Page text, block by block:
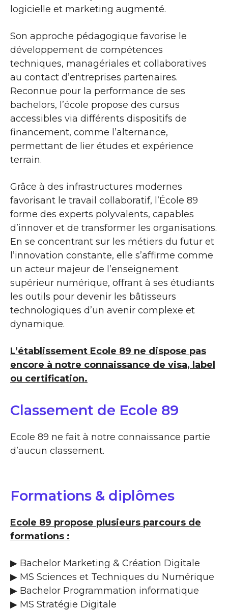
logicielle et marketing augmenté.
Son approche pédagogique favorise le
développement de compétences
techniques, managériales et collaboratives
au contact d’entreprises partenaires.
Reconnue pour la performance de ses
bachelors, l’école propose des cursus
accessibles via différents dispositifs de
financement, comme l’alternance,
permettant de lier études et expérience
terrain.
Grâce à des infrastructures modernes
favorisant le travail collaboratif, l’École 89
forme des experts polyvalents, capables
d’innover et de transformer les organisations.
En se concentrant sur les métiers du futur et
l’innovation constante, elle s’affirme comme
un acteur majeur de l’enseignement
supérieur numérique, offrant à ses étudiants
les outils pour devenir les bâtisseurs
technologiques d’un avenir complexe et
dynamique.
L’établissement Ecole 89 ne dispose pas
encore à notre connaissance de visa, label
ou certification.
Classement de Ecole 89
Ecole 89 ne fait à notre connaissance partie
d’aucun classement.
Formations & diplômes
Ecole 89 propose plusieurs parcours de
formations :
▶ Bachelor Marketing & Création Digitale
▶ MS Sciences et Techniques du Numérique
▶ Bachelor Programmation informatique
▶ MS Stratégie Digitale